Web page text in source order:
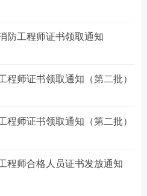
防工程师证书领取通知
程师证书领取通知（第二批）
程师证书领取通知（第二批）
程师合格人员证书发放通知